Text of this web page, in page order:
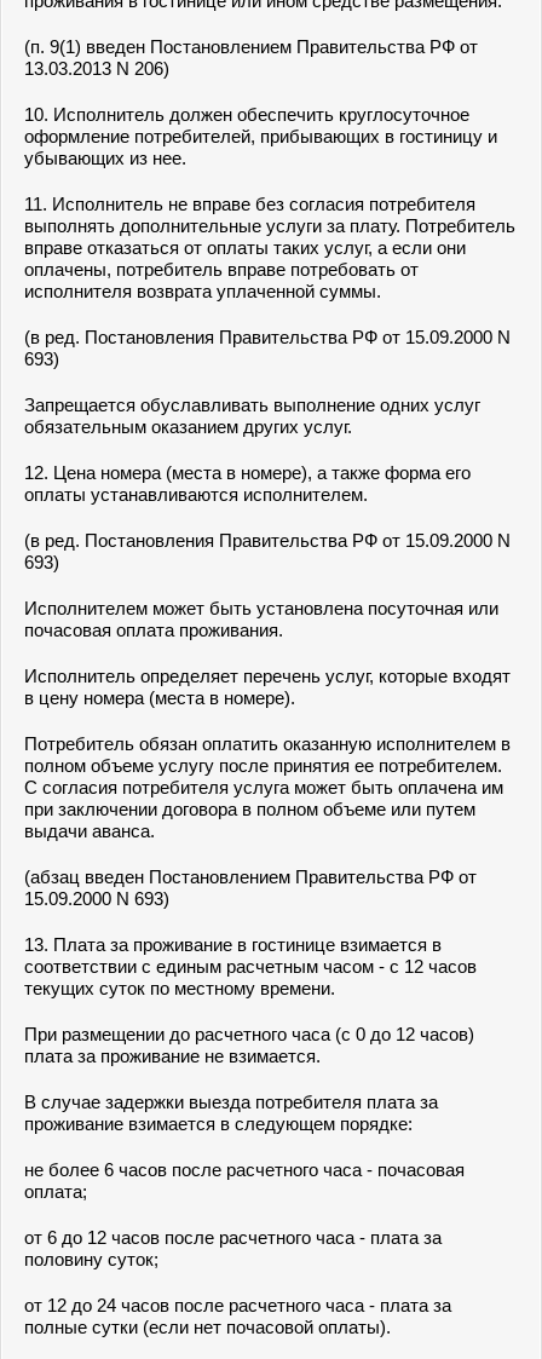
(п. 9(1) введен Постановлением Правительства РФ от
13.03.2013 N 206)
10. Исполнитель должен обеспечить круглосуточное
оформление потребителей, прибывающих в гостиницу и
убывающих из нее.
11. Исполнитель не вправе без согласия потребителя
выполнять дополнительные услуги за плату. Потребитель
вправе отказаться от оплаты таких услуг, а если они
оплачены, потребитель вправе потребовать от
исполнителя возврата уплаченной суммы.
(в ред. Постановления Правительства РФ от 15.09.2000 N
693)
Запрещается обуславливать выполнение одних услуг
обязательным оказанием других услуг.
12. Цена номера (места в номере), а также форма его
оплаты устанавливаются исполнителем.
(в ред. Постановления Правительства РФ от 15.09.2000 N
693)
Исполнителем может быть установлена посуточная или
почасовая оплата проживания.
Исполнитель определяет перечень услуг, которые входят
в цену номера (места в номере).
Потребитель обязан оплатить оказанную исполнителем в
полном объеме услугу после принятия ее потребителем.
С согласия потребителя услуга может быть оплачена им
при заключении договора в полном объеме или путем
выдачи аванса.
(абзац введен Постановлением Правительства РФ от
15.09.2000 N 693)
13. Плата за проживание в гостинице взимается в
соответствии с единым расчетным часом - с 12 часов
текущих суток по местному времени.
При размещении до расчетного часа (с 0 до 12 часов)
плата за проживание не взимается.
В случае задержки выезда потребителя плата за
проживание взимается в следующем порядке:
не более 6 часов после расчетного часа - почасовая
оплата;
от 6 до 12 часов после расчетного часа - плата за
половину суток;
от 12 до 24 часов после расчетного часа - плата за
полные сутки (если нет почасовой оплаты).